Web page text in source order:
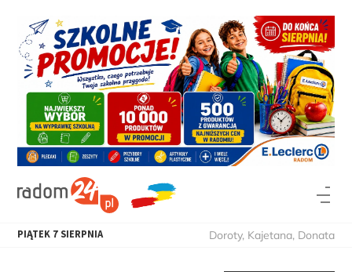
PIĄTEK 7 SIERPNIA Doroty, Kajetana, Donata